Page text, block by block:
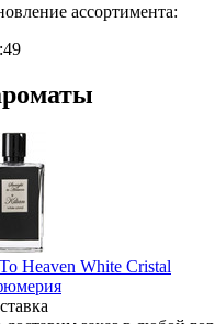
ассортимента:
Heaven White Cristal